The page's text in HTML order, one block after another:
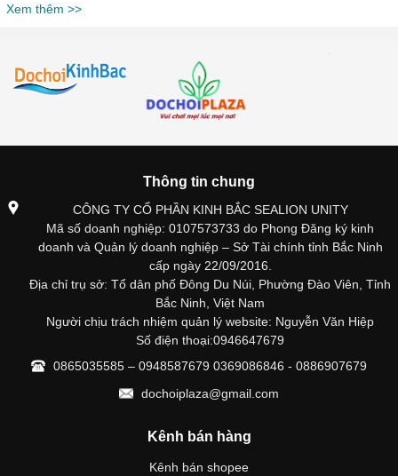
Xem thêm >>
Thông tin chung
CÔNG TY CỔ PHẦN KINH BẮC SEALION UNITY
Mã số doanh nghiệp: 0107573733 do Phong Đăng ký kinh
doanh và Quản lý doanh nghiệp – Sở Tài chính tỉnh Bắc Ninh
cấp ngày 22/09/2016.
Địa chỉ trụ sở: Tổ dân phố Đông Du Núi, Phường Đào Viên, Tỉnh
Bắc Ninh, Việt Nam
Người chịu trách nhiệm quản lý website: Nguyễn Văn Hiệp
Số điện thoại:0946647679
0865035585 – 0948587679 0369086846 - 0886907679
dochoiplaza@gmail.com
Kênh bán hàng
Kênh bán shopee